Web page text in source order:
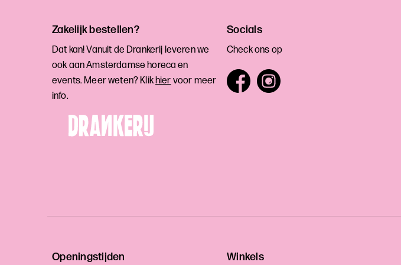
Zakelijk bestellen?
Dat kan! Vanuit de Drankerij leveren we
ook aan Amsterdamse horeca en
events. Meer weten? Klikhier voor meer
info.
Socials
Check ons op
Openingstijden Winkels